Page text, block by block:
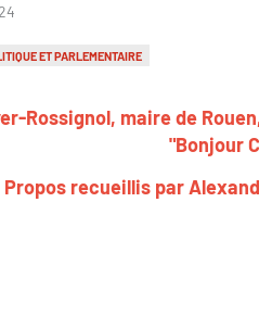
ET PARLEMENTAIRE
Rossignol, maire de
"Bonjour
Propos recueillis par